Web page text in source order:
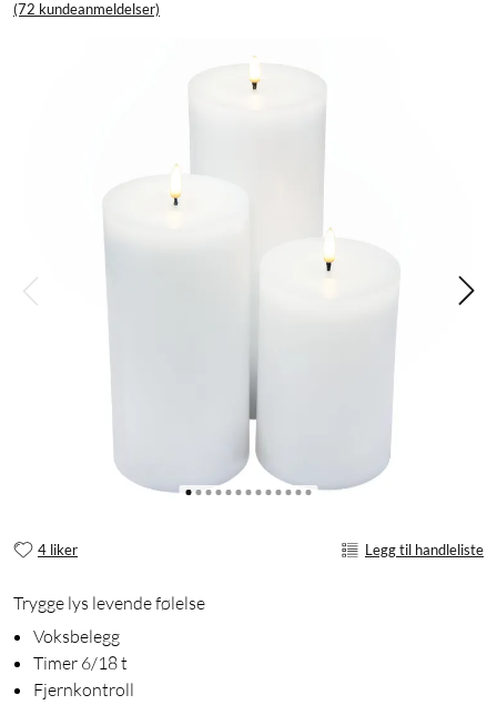
(72 kundeanmeldelser)
4 liker Legg til handleliste
Trygge lys levende følelse
Voksbelegg
Timer 6/18 t
Fjernkontroll